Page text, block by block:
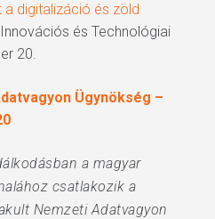
digitalizáció és zöld
és Technológiai
20.
Ügynökség –
a magyar
csatlakozik a
Nemzeti Adatvagyon